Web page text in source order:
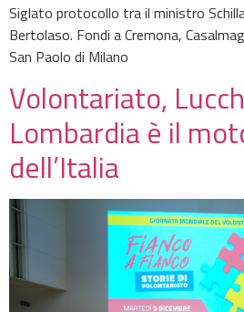
Siglato protocollo tra il ministro
Bertolaso. Fondi a Cremona,
San Paolo di Milano
Volontariato,
Lombardia è il
dell’Italia